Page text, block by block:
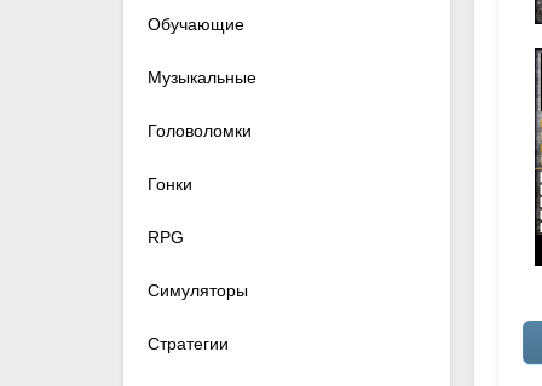
Обучающие
Музыкальные
Головоломки
Гонки
RPG
Симуляторы
Стратегии